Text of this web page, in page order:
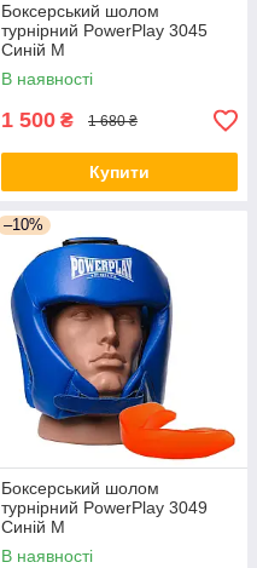
Боксерський шолом
турнірний PowerPlay 3045
Синій M
В наявності
1 500 ₴ 1 680 ₴
Купити
–10%
Боксерський шолом
турнірний PowerPlay 3049
Синій M
В наявності